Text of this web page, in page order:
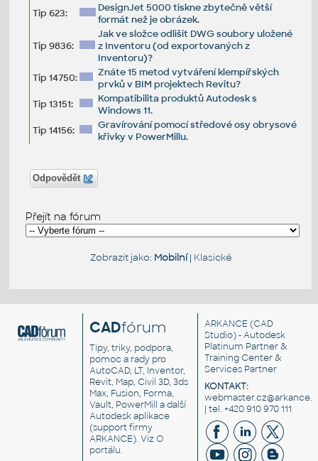
Tip 623:
DesignJet 5000 tiskne zbytečně větší
formát než je obrázek.
Tip 9836:
Jak ve složce odlišit DWG soubory uložené
z Inventoru (od exportovaných z
Inventoru)?
Tip 14750:
Znáte 15 metod vytváření klempířských
prvků v BIM projektech Revitu?
Tip 13151:
Kompatibilita produktů Autodesk s
Windows 11.
Tip 14156:
Gravírování pomocí středové osy obrysové
křivky v PowerMillu.
Odpovědět
Přejít na fórum
Zobrazit jako: Mobilní| Klasické
CADfórum
Tipy, triky, podpora,
pomoc a rady pro
AutoCAD, LT, Inventor,
Revit, Map, Civil 3D, 3ds
Max, Fusion, Forma,
Vault, PowerMill a další
Autodesk aplikace
(support firmy
ARKANCE). VizO
portálu.
ARKANCE (CAD
Studio) - Autodesk
Platinum Partner &
Training Center &
Services Partner
KONTAKT:
| tel. +420 910 970 111